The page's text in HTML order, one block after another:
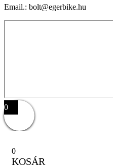
Email.: bolt@egerbike.hu
0
0
KOSÁR